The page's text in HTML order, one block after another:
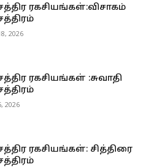
ரகசியங்கள்:விசாகம்
2026
ரகசியங்கள் :சுவாதி
2026
ரகசியங்கள்: சித்திரை